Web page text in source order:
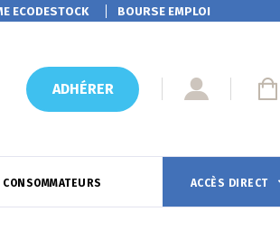
ECODESTOCK BOURSE EMPLOI
ADHÉRER
CONSOMMATEURS ACCÈS DIRECT